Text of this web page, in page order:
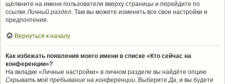
щёлкните на имени пользователя вверху страницы и перейдите по
ссылкеЛичный раздел. Там вы можете изменить все свои настройки и
предпочтения.
Вернуться к началу
Как избежать появления моего имени в списке «Кто сейчас на
конференции»?
На вкладке «Личные настройки» в личном разделе вы найдёте опцию
Скрывать моё пребывание на конференции. ВыберитеДа, и вы будете